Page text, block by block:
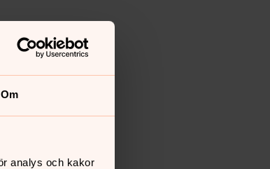
Om
analys och kakor